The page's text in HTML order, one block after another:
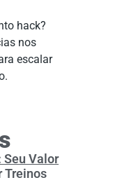
hack?
nos
escalar
Valor
Treinos